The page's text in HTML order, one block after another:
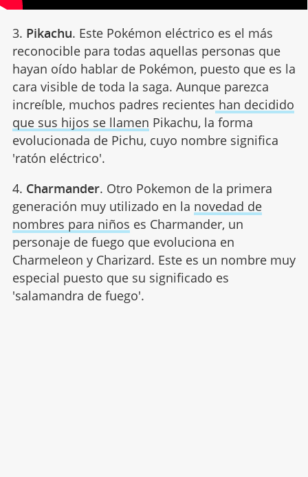
3. Pikachu. Este Pokémon eléctrico es el más
reconocible para todas aquellas personas que
hayan oído hablar de Pokémon, puesto que es la
cara visible de toda la saga. Aunque parezca
increíble, muchos padres recientes han decidido
que sus hijos se llamen Pikachu, la forma
evolucionada de Pichu, cuyo nombre significa
'ratón eléctrico'.
4. Charmander. Otro Pokemon de la primera
generación muy utilizado en la novedad de
nombres para niños es Charmander, un
personaje de fuego que evoluciona en
Charmeleon y Charizard. Este es un nombre muy
especial puesto que su significado es
'salamandra de fuego'.